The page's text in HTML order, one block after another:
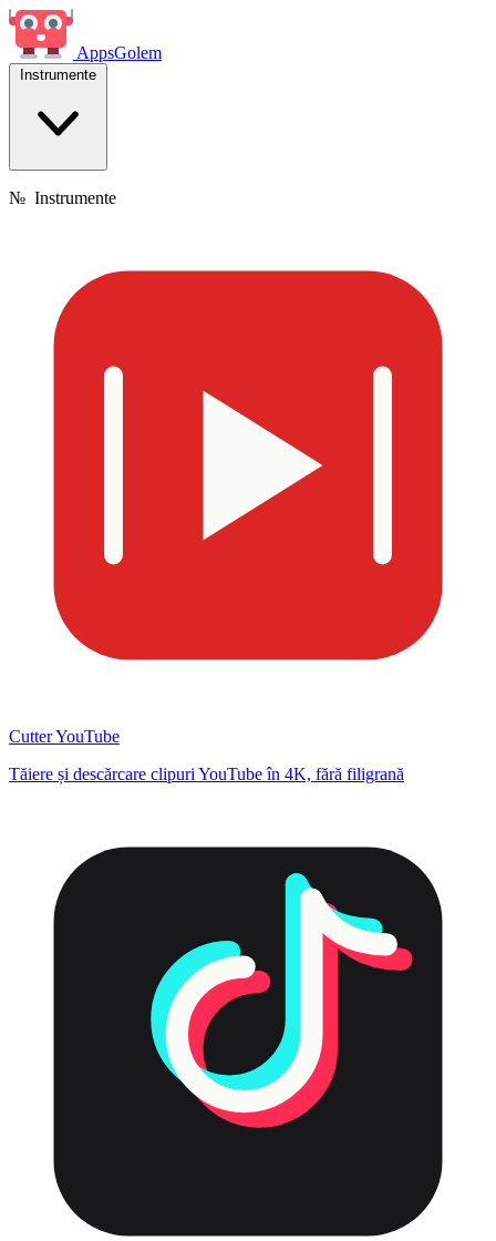
AppsGolem
Instrumente
№ Instrumente
Cutter YouTube
Tăiere și descărcare clipuri YouTube în 4K, fără filigrană